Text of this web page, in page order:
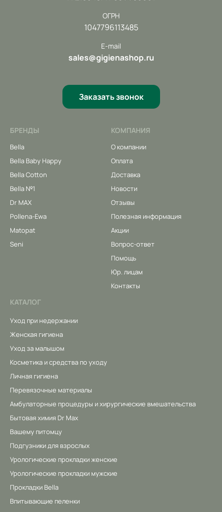
ОГРН
1047796113485
E-mail
sales@gigienashop.ru
Заказать звонок
БРЕНДЫ
Bella
Bella Baby Happy
Bella Cotton
Bella №1
Dr MAX
Pollena-Ewa
Matopat
Seni
КОМПАНИЯ
О компании
Оплата
Доставка
Новости
Отзывы
Полезная информация
Акции
Вопрос-ответ
Помощь
Юр. лицам
Контакты
КАТАЛОГ
Уход при недержании
Женская гигиена
Уход за малышом
Косметика и средства по уходу
Личная гигиена
Перевязочные материалы
Амбулаторные процедуры и хирургические вмешательства
Бытовая химия Dr Max
Вашему питомцу
Подгузники для взрослых
Урологические прокладки женские
Урологические прокладки мужские
Прокладки Bella
Впитывающие пеленки